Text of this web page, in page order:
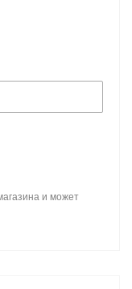
и может